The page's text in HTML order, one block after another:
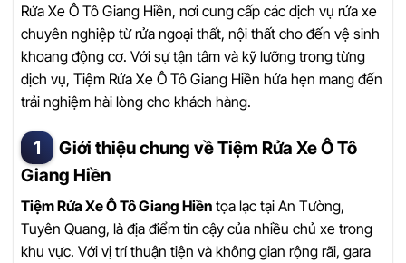
Rửa Xe Ô Tô Giang Hiền, nơi cung cấp các dịch vụ rửa xe
chuyên nghiệp từ rửa ngoại thất, nội thất cho đến vệ sinh
khoang động cơ. Với sự tận tâm và kỹ lưỡng trong từng
dịch vụ, Tiệm Rửa Xe Ô Tô Giang Hiền hứa hẹn mang đến
trải nghiệm hài lòng cho khách hàng.
Giới thiệu chung về Tiệm Rửa Xe Ô Tô
Giang Hiền
Tiệm Rửa Xe Ô Tô Giang Hiền tọa lạc tại An Tường,
Tuyên Quang, là địa điểm tin cậy của nhiều chủ xe trong
khu vực. Với vị trí thuận tiện và không gian rộng rãi, gara